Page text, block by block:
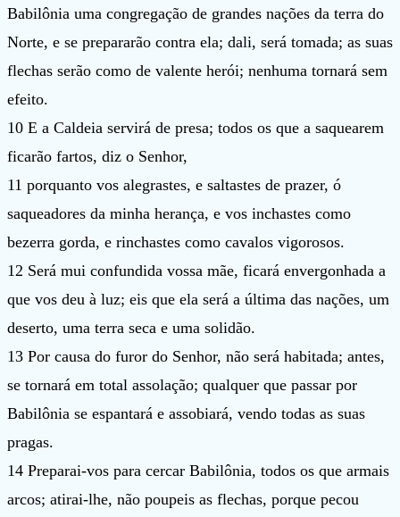
Babilônia uma congregação de grandes nações da terra do
Norte, e se prepararão contra ela; dali, será tomada; as suas
flechas serão como de valente herói; nenhuma tornará sem
efeito.
10 E a Caldeia servirá de presa; todos os que a saquearem
ficarão fartos, diz o Senhor,
11 porquanto vos alegrastes, e saltastes de prazer, ó
saqueadores da minha herança, e vos inchastes como
bezerra gorda, e rinchastes como cavalos vigorosos.
12 Será mui confundida vossa mãe, ficará envergonhada a
que vos deu à luz; eis que ela será a última das nações, um
deserto, uma terra seca e uma solidão.
13 Por causa do furor do Senhor, não será habitada; antes,
se tornará em total assolação; qualquer que passar por
Babilônia se espantará e assobiará, vendo todas as suas
pragas.
14 Preparai-vos para cercar Babilônia, todos os que armais
arcos; atirai-lhe, não poupeis as flechas, porque pecou